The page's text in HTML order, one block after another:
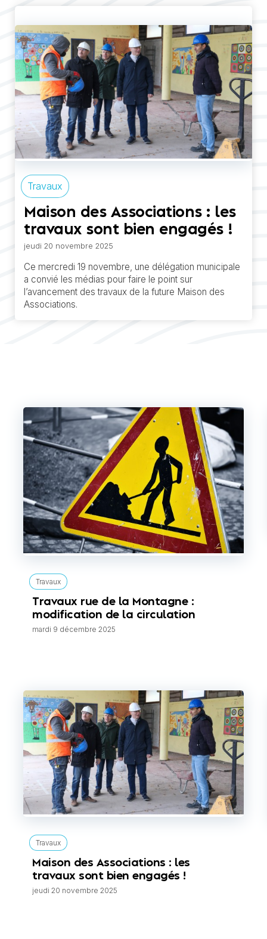
Travaux
Maison des Associations : les
travaux sont bien engagés !
jeudi 20 novembre 2025
Ce mercredi 19 novembre, une délégation municipale
a convié les médias pour faire le point sur
l’avancement des travaux de la future Maison des
Associations.
Travaux
Travaux rue de la Montagne :
modification de la circulation
mardi 9 décembre 2025
Travaux
Maison des Associations : les
travaux sont bien engagés !
jeudi 20 novembre 2025